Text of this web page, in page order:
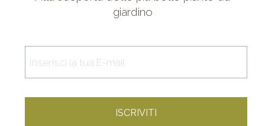
giardino